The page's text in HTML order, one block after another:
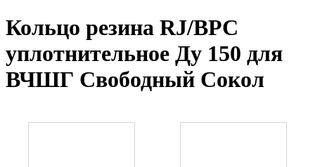
Кольцо резина RJ/ВРС
уплотнительное Ду 150 для
ВЧШГ Свободный Сокол